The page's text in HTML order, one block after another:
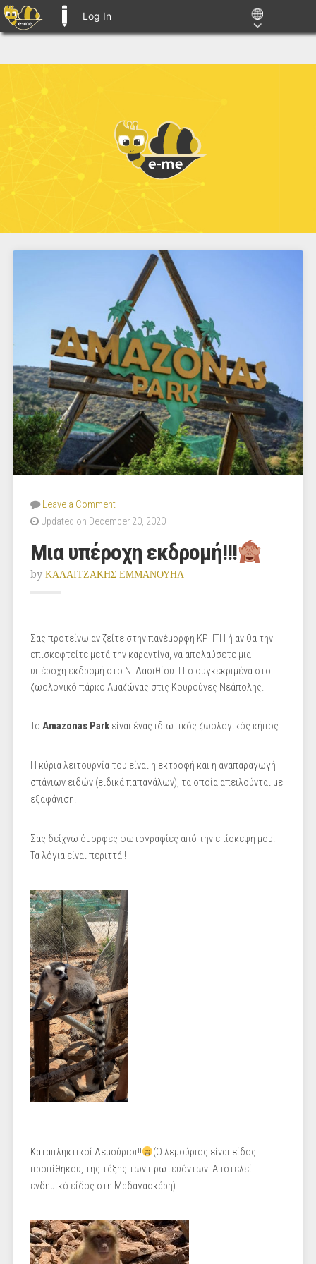
Log In
Leave a Comment
Updated on December 20, 2020
Μια υπέροχη εκδρομή!!!
by ΚΑΛΑΙΤΖΑΚΗΣ ΕΜΜΑΝΟΥΗΛ
Σας προτείνω αν ζείτε στην πανέμορφη ΚΡΗΤΗ ή αν θα την
επισκεφτείτε μετά την καραντίνα, να απολαύσετε μια
υπέροχη εκδρομή στο Ν. Λασιθίου. Πιο συγκεκριμένα στο
ζωολογικό πάρκο Αμαζώνας στις Κουρούνες Νεάπολης.
Το Amazonas Parkείναι ένας ιδιωτικός ζωολογικός κήπος.
Η κύρια λειτουργία του είναι η εκτροφή και η αναπαραγωγή
σπάνιων ειδών (ειδικά παπαγάλων), τα οποία απειλούνται με
εξαφάνιση.
Σας δείχνω όμορφες φωτογραφίες από την επίσκεψη μου.
Τα λόγια είναι περιττά!!
Καταπληκτικοί Λεμούριοι!!
(Ο λεμούριος είναι είδος
προπίθηκου, της τάξης των πρωτευόντων. Αποτελεί
ενδημικό είδος στη Μαδαγασκάρη).